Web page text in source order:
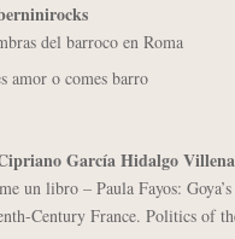
del barroco en Roma
amor o comes barro
García Hidalgo Villena
un libro – Paula Fayos:
Century France. Politics of